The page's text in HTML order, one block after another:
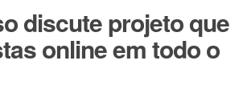
discute projeto que
online em todo o